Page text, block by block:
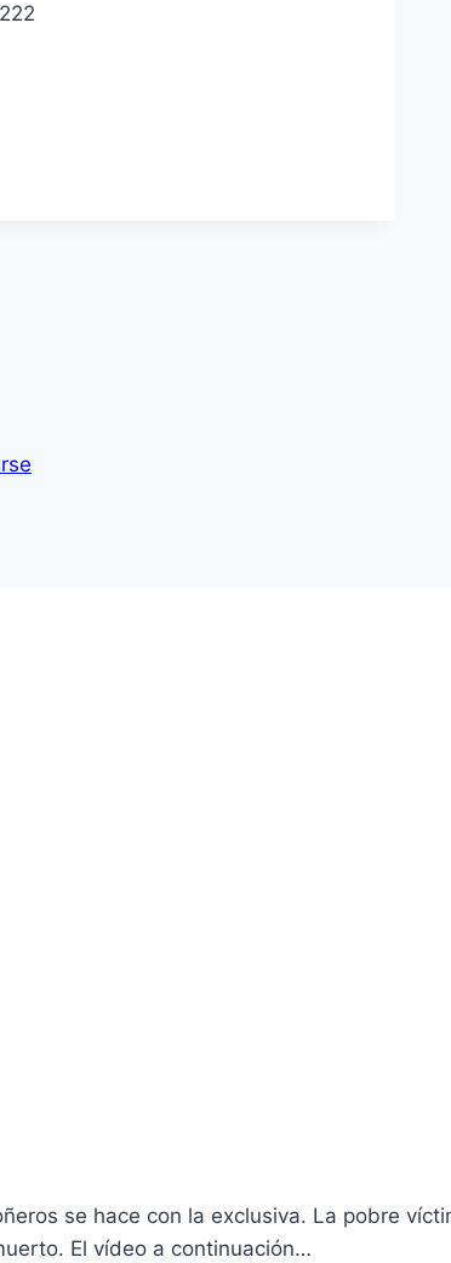
se hace con la exclusiva. La pobre
El ví­deo a continuación…